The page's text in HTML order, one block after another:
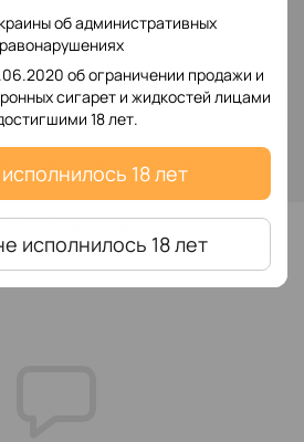
об административных
об ограничении продажи и
сигарет и жидкостей лицами
18 лет.
18 лет
исполнилось 18 лет
когда появится
накопительной скидки